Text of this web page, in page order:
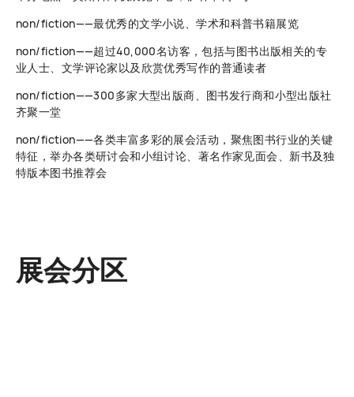
non/fiction——最优秀的文学小说、学术和科普书籍展览
non/fiction——超过40,000名访客，包括与图书出版相关的专
业人士、文学评论家以及欣赏优秀写作的普通读者
non/fiction——300多家大型出版商、图书发行商和小型出版社
齐聚一堂
non/fiction——各类丰富多彩的展会活动，聚焦图书行业的关键
特征，举办各类研讨会和小组讨论、著名作家见面会、新书及独
特版本图书推荐会
展会分区